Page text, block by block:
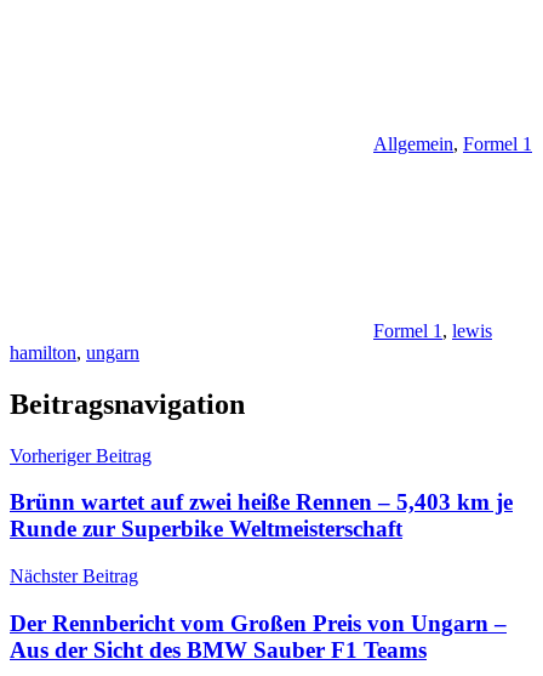
Allgemein, Formel 1
Formel 1 , lewis
hamilton, ungarn
Beitragsnavigation
Vorheriger Beitrag
Brünn wartet auf zwei heiße Rennen – 5,403 km je
Runde zur Superbike Weltmeisterschaft
Nächster Beitrag
Der Rennbericht vom Großen Preis von Ungarn –
Aus der Sicht des BMW Sauber F1 Teams